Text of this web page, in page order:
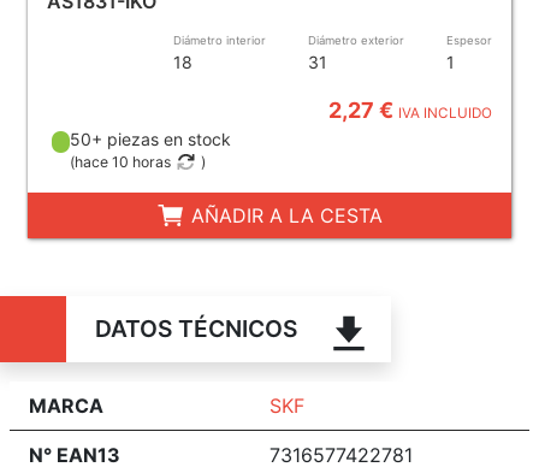
Diámetro interior
18
Diámetro exterior
31
Espesor
1
2,27 € IVA INCLUIDO
50+ piezas en stock
(hace 10 horas )
AÑADIR A LA CESTA
DATOS TÉCNICOS
MARCA SKF
N° EAN13 7316577422781